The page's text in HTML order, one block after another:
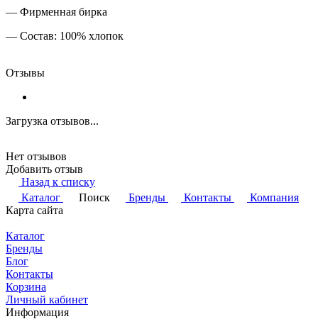
— Фирменная бирка
— Состав: 100% хлопок
Отзывы
Загрузка отзывов...
Нет отзывов
Добавить отзыв
Назад к списку
Каталог
Поиск Бренды Контакты
Компания
Карта сайта
Каталог
Бренды
Блог
Контакты
Корзина
Личный кабинет
Информация